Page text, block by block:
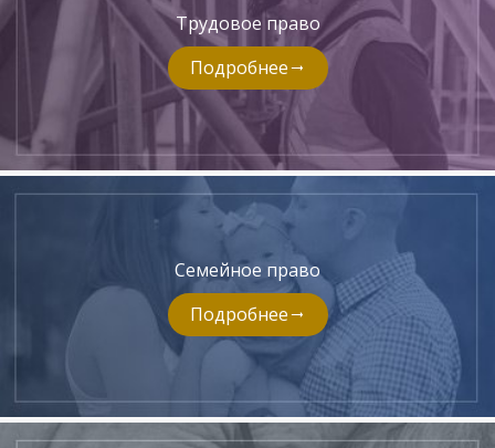
Трудовое право
Подробнее
Семейное право
Подробнее